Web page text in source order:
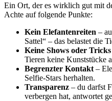
Ein Ort, der es wirklich gut mit
Achte auf folgende Punkte:
Kein Elefantenreiten –
Sattel“ – das belastet die
Keine Shows oder Tricks
Tieren keine Kunststücke
Begrenzter Kontakt –
Selfie-Stars herhalten.
Transparenz – du darfst
verbergen hat, antwortet